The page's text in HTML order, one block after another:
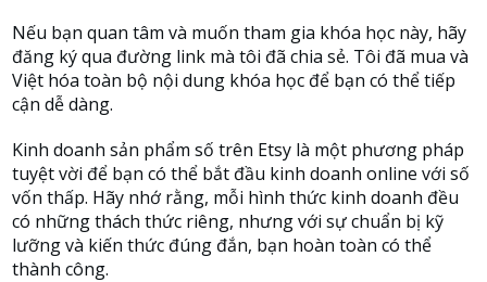
Nếu bạn quan tâm và muốn tham gia khóa học này, hãy
đăng ký qua đường link mà tôi đã chia sẻ. Tôi đã mua và
Việt hóa toàn bộ nội dung khóa học để bạn có thể tiếp
cận dễ dàng.
Kinh doanh sản phẩm số trên Etsy là một phương pháp
tuyệt vời để bạn có thể bắt đầu kinh doanh online với số
vốn thấp. Hãy nhớ rằng, mỗi hình thức kinh doanh đều
có những thách thức riêng, nhưng với sự chuẩn bị kỹ
lưỡng và kiến thức đúng đắn, bạn hoàn toàn có thể
thành công.